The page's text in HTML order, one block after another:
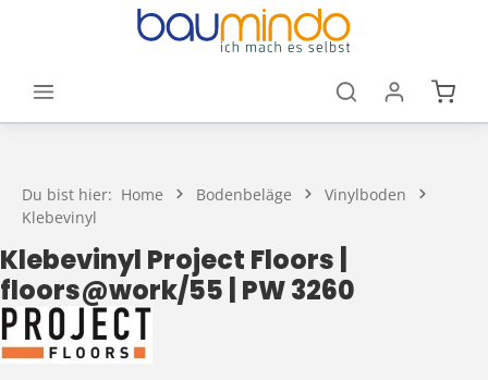
Zum Hauptinhalt springen
Du bist hier: Home Bodenbeläge
Vinylboden
Klebevinyl
Klebevinyl Project Floors |
floors@work/55 | PW 3260